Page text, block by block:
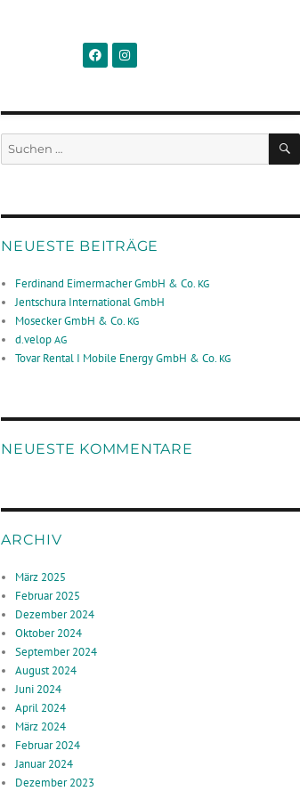
NEUESTE BEITRÄGE
Ferdinand Eimermacher GmbH & Co. KG
Jentschura International GmbH
Mosecker GmbH & Co. KG
d.velopAG
Tovar Rental I Mobile Energy GmbH & Co. KG
NEUESTE KOMMENTARE
ARCHIV
März 2025
Februar 2025
Dezember 2024
Oktober 2024
September 2024
August 2024
Juni 2024
April 2024
März 2024
Februar 2024
Januar 2024
Dezember 2023